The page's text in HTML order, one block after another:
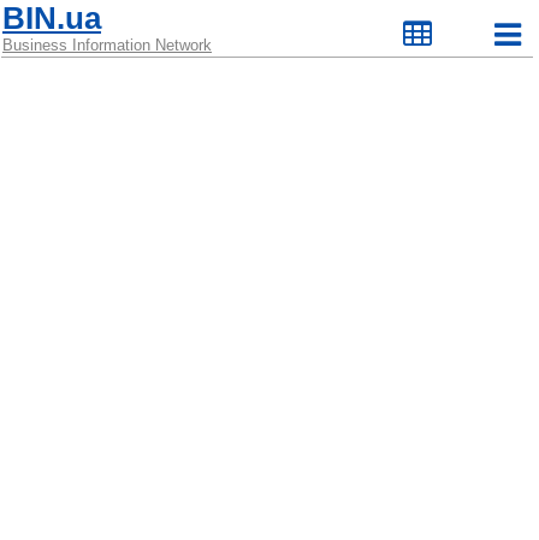
BIN.ua
Business Information Network